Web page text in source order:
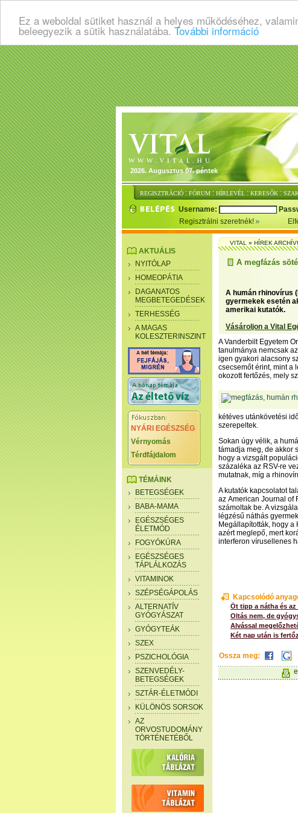
Ez a weboldal sütiket használ a helyes működéséhez,
beleegyezik a sütik használatába. További információ
2026. Augusztus 07. péntek
REGISZTRÁCIÓ : FÓRUM : HÍRLEVÉL : KERESŐK :
Username:
Regisztrálni szeretnék!
AKTUÁLIS
NYITÓLAP
HOMEOPÁTIA
DAGANATOS
MEGBETEGEDÉSEK
TERHESSÉG
A MAGAS
KOLESZTERINSZINT
NYÁRI EGÉSZSÉG
Vérnyomás
Térdfájdalom
TÉMÁINK
BETEGSÉGEK
BABA-MAMA
EGÉSZSÉGES
ÉLETMÓD
FOGYÓKÚRA
EGÉSZSÉGES
TÁPLÁLKOZÁS
VITAMINOK
SZÉPSÉGÁPOLÁS
ALTERNATÍV
GYÓGYÁSZAT
GYÓGYTEÁK
SZEX
PSZICHOLÓGIA
SZENVEDÉLY-
BETEGSÉGEK
SZTÁR-ÉLETMÓDI
KÜLÖNÖS SORSOK
AZ
ORVOSTUDOMÁNY
TÖRTÉNETÉBŐL
VITAL»HÍREK
A megfázás
A humán rhinovírus
gyermekek esetén
amerikai kutatók.
Vásároljon a Vital
A Vanderbilt Egyetem
tanulmánya nemcsak
igen gyakori alacsony
csecsemőt érint, mint a
okozott fertőzés, mely
kétéves utánkövetési
szerepeltek.
Sokan úgy vélik, a
támadja meg, de akkor
hogy a vizsgált
százaléka az RSV-re
mutatnak, míg a
A kutatók kapcsolatot
az American Journal of
számoltak be. A
légzésű náthás
Megállapították, hogy a
azért meglepő, mert
interferon vírusellenes
Kapcsolódó
Öt tipp a nátha és
Oltás nem, de
Alvással
Két nap után is
Ossza meg: